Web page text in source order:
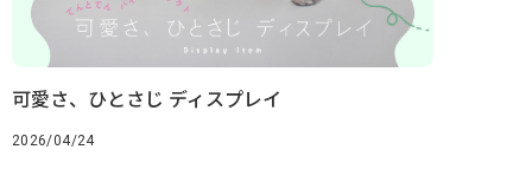
可愛さ、ひとさじ ディスプレイ
2026/04/24